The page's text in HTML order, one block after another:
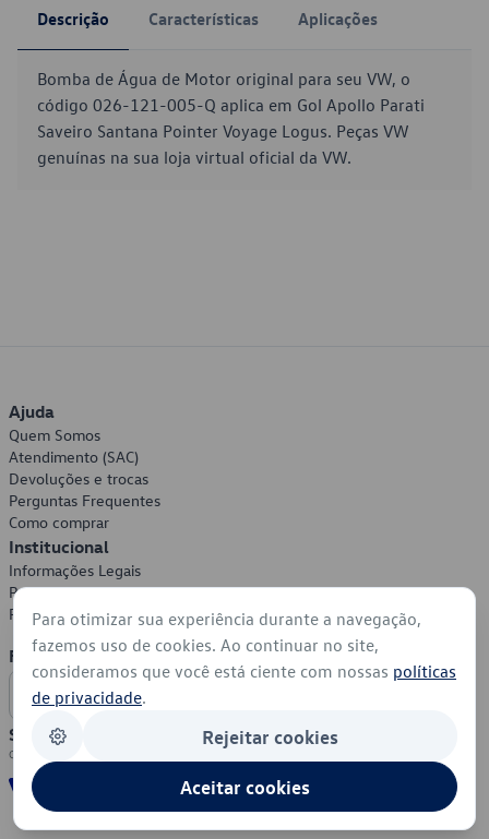
Descrição Características Aplicações
Bomba de Água de Motor original para seu VW, o
código 026-121-005-Q aplica em Gol Apollo Parati
Saveiro Santana Pointer Voyage Logus. Peças VW
genuínas na sua loja virtual oficial da VW.
Ajuda
Quem Somos
Atendimento (SAC)
Devoluções e trocas
Perguntas Frequentes
Como comprar
Institucional
Informações Legais
Política de Privacidade
Política de Cookies
Formas de Pagamento
Segurança
Para otimizar sua experiência durante a navegação,
fazemos uso de cookies. Ao continuar no site,
consideramos que você está ciente com nossas políticas
de privacidade.
Rejeitar cookies
Aceitar cookies